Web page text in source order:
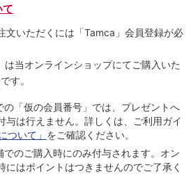
⽂いただくには「Tamca」会員登録が必
は当オンラインショップにてご購⼊いた
です。
「仮の会員番号」では、プレゼントへ
与は⾏えません。詳しくは、ご利⽤ガイ
ついて」 をご確認ください。
のご購⼊時にのみ付与されます。オン
にはポイントはつきませんのでご了承く